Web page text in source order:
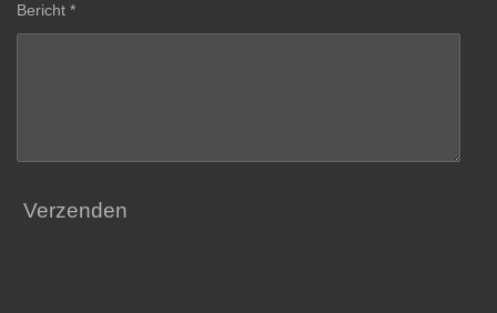
Bericht *
Verzenden